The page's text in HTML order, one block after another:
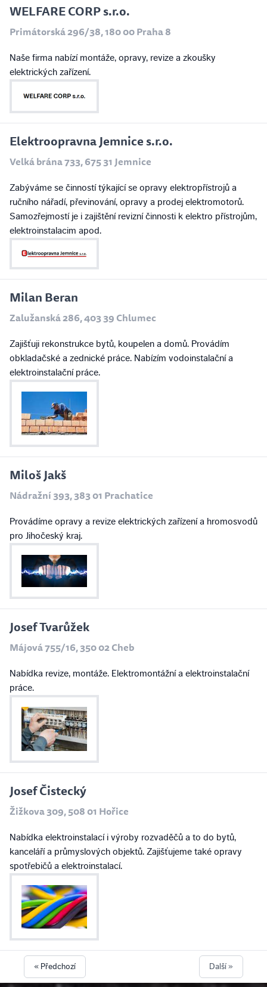
WELFARE CORP s.r.o.
Primátorská 296/38, 180 00 Praha 8
Naše firma nabízí montáže, opravy, revize a zkoušky
elektrických zařízení.
Elektroopravna Jemnice s.r.o.
Velká brána 733, 675 31 Jemnice
Zabýváme se činností týkající se opravy elektropřístrojů a
ručního nářadí, převinování, opravy a prodej elektromotorů.
Samozřejmostí je i zajištění revizní činnosti k elektro přístrojům,
elektroinstalacim apod.
Milan Beran
Zalužanská 286, 403 39 Chlumec
Zajišťuji rekonstrukce bytů, koupelen a domů. Provádím
obkladačské a zednické práce. Nabízím vodoinstalační a
elektroinstalační práce.
Miloš Jakš
Nádražní 393, 383 01 Prachatice
Provádíme opravy a revize elektrických zařízení a hromosvodů
pro Jihočeský kraj.
Josef Tvarůžek
Májová 755/16, 350 02 Cheb
Nabídka revize, montáže. Elektromontážní a elektroinstalační
práce.
Josef Čistecký
Žižkova 309, 508 01 Hořice
Nabídka elektroinstalací i výroby rozvaděčů a to do bytů,
kanceláří a průmyslových objektů. Zajišťujeme také opravy
spotřebičů a elektroinstalací.
« Předchozí Další »